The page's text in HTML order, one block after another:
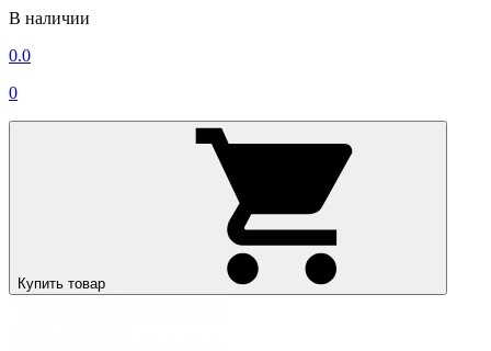
В наличии
0.0
0
Купить товар